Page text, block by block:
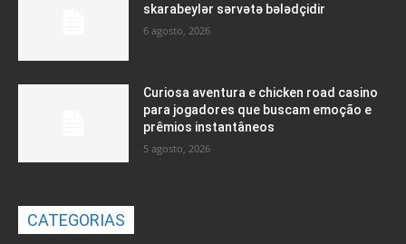
skarabeylər sərvətə bələdçidir
6 agosto, 2026
Curiosa aventura e chicken road casino
para jogadores que buscam emoção e
prêmios instantâneos
5 agosto, 2026
CATEGORIAS